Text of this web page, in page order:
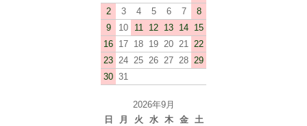
2
3 4 5 6 7
8
9
10 11 12 13 14 15
16 17 18 19 20 21
22
23 24 25 26 27 28 29
30 31
2026年9月
日
月 火 水 木 金
土